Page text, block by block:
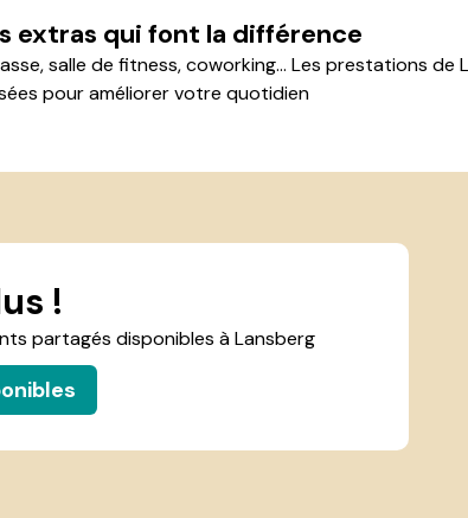
extras qui font la différence
salle de fitness, coworking... Les prestations de
pour améliorer votre quotidien
!
partagés disponibles à Lansberg